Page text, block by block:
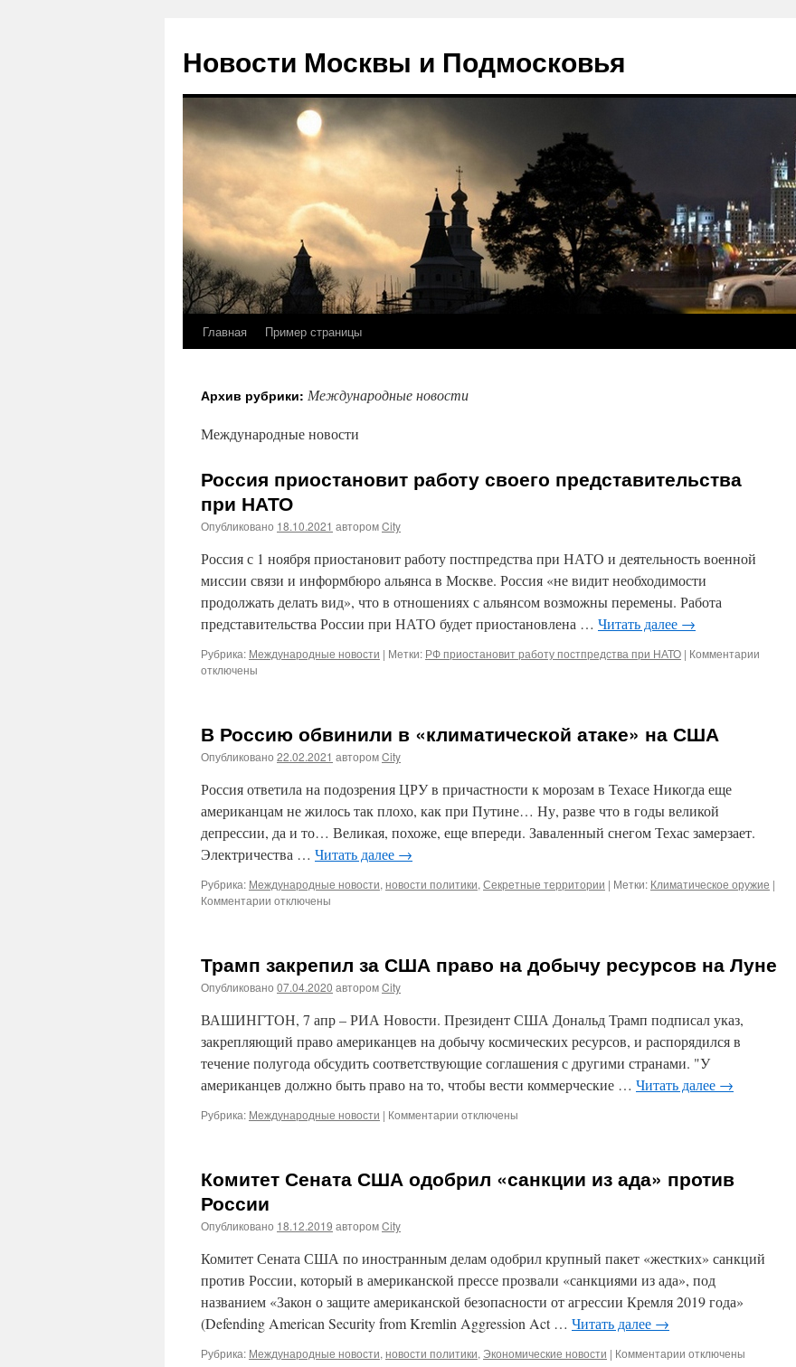
Новости Москвы и Подмосковья
Перейти
содержимому
Главная Пример страницы
Архив рубрики: Международные новости
Международные новости
Россия приостановит работу своего представительства
при НАТО
Опубликовано 18.10.2021 авторомCity
Россия с 1 ноября приостановит работу постпредства при НАТО и деятельность военной
миссии связи и информбюро альянса в Москве. Россия «не видит необходимости
продолжать делать вид», что в отношениях с альянсом возможны перемены. Работа
представительства России при НАТО будет приостановлена … Читать далее →
Рубрика: Международные новости | Метки: РФ приостановит работу постпредства при НАТО | Комментарии
отключены
В Россию обвинили в «климатической атаке» на США
Опубликовано 22.02.2021 авторомCity
Россия ответила на подозрения ЦРУ в причастности к морозам в Техасе Никогда еще
американцам не жилось так плохо, как при Путине… Ну, разве что в годы великой
депрессии, да и то… Великая, похоже, еще впереди. Заваленный снегом Техас замерзает.
Электричества … Читать далее →
Рубрика: Международные новости, новости политики, Секретные территории | Метки: Климатическое оружие |
Комментарии к
обвинили
«климатической
атаке»
на
США
отключены
Трамп закрепил за США право на добычу ресурсов на Луне
Опубликовано 07.04.2020 авторомCity
ВАШИНГТОН, 7 апр – РИА Новости. Президент США Дональд Трамп подписал указ,
закрепляющий право американцев на добычу космических ресурсов, и распорядился в
течение полугода обсудить соответствующие соглашения с другими странами. "У
американцев должно быть право на то, чтобы вести коммерческие … Читать далее →
Рубрика: Международные новости | Комментарии к
за
США
ресурсов
на
Луне
отключены
Комитет Сената США одобрил «санкции из ада» против
России
Опубликовано 18.12.2019 авторомCity
Комитет Сената США по иностранным делам одобрил крупный пакет «жестких» санкций
против России, который в американской прессе прозвали «санкциями из ада», под
названием «Закон о защите американской безопасности от агрессии Кремля 2019 года»
(Defending American Security from Kremlin Aggression Act … Читать далее →
Рубрика: Международные новости, новости политики, Экономические новости | Комментарии котключены